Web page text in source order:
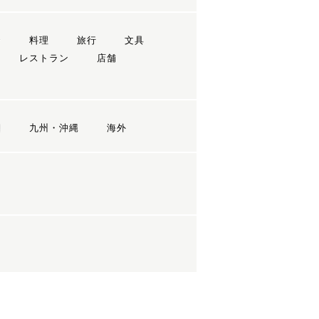
料理 旅行
文具
レストラン
店舗
九州・沖縄 海外